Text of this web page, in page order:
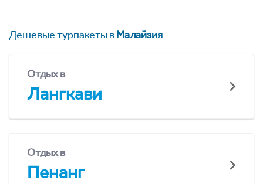
Дешевые турпакеты вМалайзия
Отдых в
Лангкави
Отдых в
Пенанг